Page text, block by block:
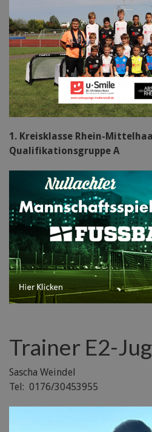
1. Kreisklasse Rhein-
Qualifikationsgruppe A
Trainer E2-
Sascha Weindel
Tel: 0176/30453955